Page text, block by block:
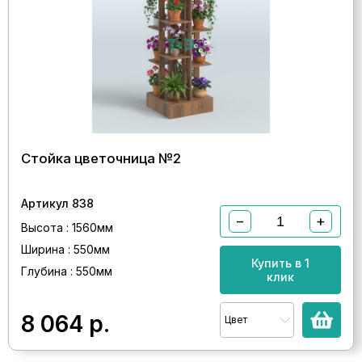
Стойка цветочница №2
Артикул 838
Высота : 1560мм
Ширина : 550мм
Глубина : 550мм
8 064 р.
− +
Купить в 1
клик
Цвет